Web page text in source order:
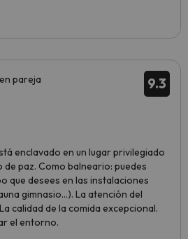
9.3
pareja
enclavado en un lugar privilegiado
paz. Como balneario: puedes
que desees en las instalaciones
gimnasio...). La atención del
calidad de la comida excepcional.
el entorno.